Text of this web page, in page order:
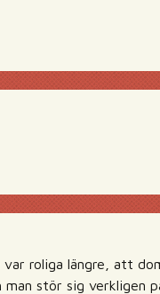
roliga längre, att
stör sig verkligen